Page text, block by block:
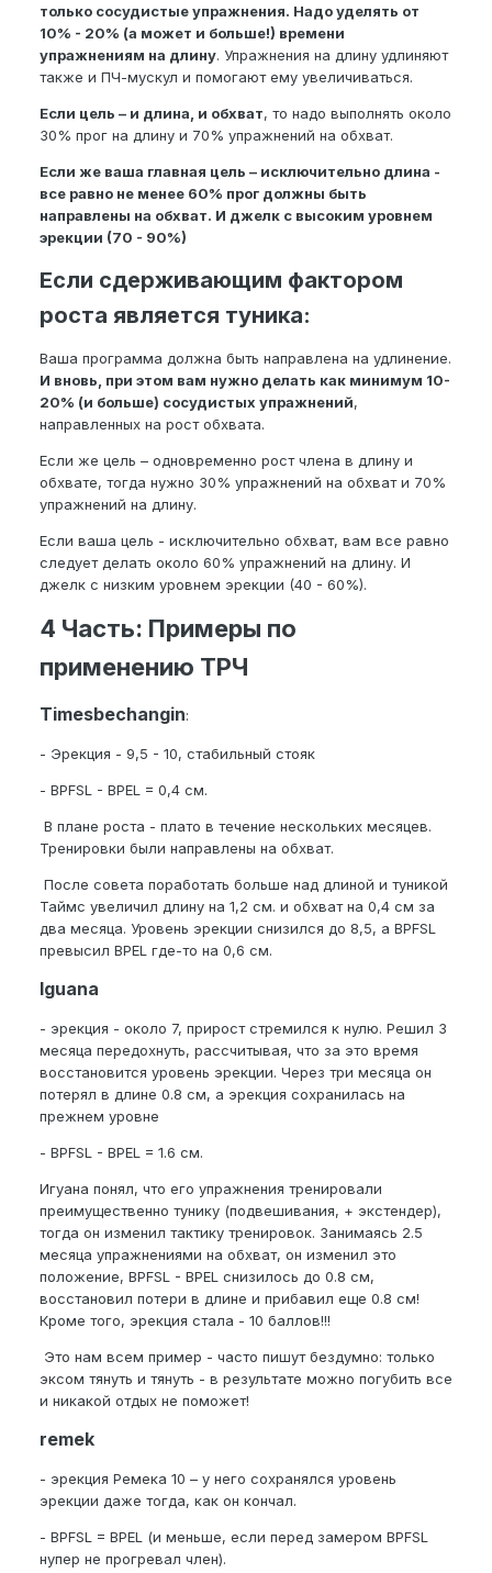
только сосудистые упражнения. Надо уделять от
10% - 20% (а может и больше!) времени
упражнениям на длину. Упражнения на длину удлиняют
также и ПЧ-мускул и помогают ему увеличиваться.
Если цель – и длина, и обхват, то надо выполнять около
30% прог на длину и 70% упражнений на обхват.
Если же ваша главная цель – исключительно длина -
все равно не менее 60% прог должны быть
направлены на обхват. И джелк с высоким уровнем
эрекции (70 - 90%)
Если сдерживающим фактором
роста является туника:
Ваша программа должна быть направлена на удлинение.
И вновь, при этом вам нужно делать как минимум 10-
20% (и больше) сосудистых упражнений,
направленных на рост обхвата.
Если же цель – одновременно рост члена в длину и
обхвате, тогда нужно 30% упражнений на обхват и 70%
упражнений на длину.
Если ваша цель - исключительно обхват, вам все равно
следует делать около 60% упражнений на длину. И
джелк с низким уровнем эрекции (40 - 60%).
4 Часть: Примеры по
применению ТРЧ
Timesbechangin:
- Эрекция - 9,5 - 10, стабильный стояк
- BPFSL - BPEL = 0,4 см.
В плане роста - плато в течение нескольких месяцев.
Тренировки были направлены на обхват.
После совета поработать больше над длиной и туникой
Таймс увеличил длину на 1,2 см. и обхват на 0,4 см за
два месяца. Уровень эрекции снизился до 8,5, а BPFSL
превысил BPEL где-то на 0,6 см.
Iguana
- эрекция - около 7, прирост стремился к нулю. Решил 3
месяца передохнуть, рассчитывая, что за это время
восстановится уровень эрекции. Через три месяца он
потерял в длине 0.8 см, а эрекция сохранилась на
прежнем уровне
- BPFSL - BPEL = 1.6 см.
Игуана понял, что его упражнения тренировали
преимущественно тунику (подвешивания, + экстендер),
тогда он изменил тактику тренировок. Занимаясь 2.5
месяца упражнениями на обхват, он изменил это
положение, BPFSL - BPEL снизилось до 0.8 см,
восстановил потери в длине и прибавил еще 0.8 см!
Кроме того, эрекция стала - 10 баллов!!!
Это нам всем пример - часто пишут бездумно: только
эксом тянуть и тянуть - в результате можно погубить все
и никакой отдых не поможет!
remek
- эрекция Ремека 10 – у него сохранялся уровень
эрекции даже тогда, как он кончал.
- BPFSL = BPEL (и меньше, если перед замером BPFSL
нупер не прогревал член).